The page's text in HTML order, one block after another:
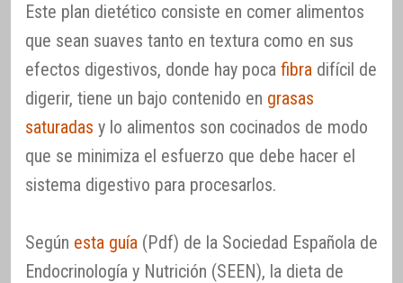
Este plan dietético consiste en comer alimentos
que sean suaves tanto en textura como en sus
efectos digestivos, donde hay poca fibra difícil de
digerir, tiene un bajo contenido en grasas
saturadas y lo alimentos son cocinados de modo
que se minimiza el esfuerzo que debe hacer el
sistema digestivo para procesarlos.
Según esta guía (Pdf) de la Sociedad Española de
Endocrinología y Nutrición (SEEN), la dieta de